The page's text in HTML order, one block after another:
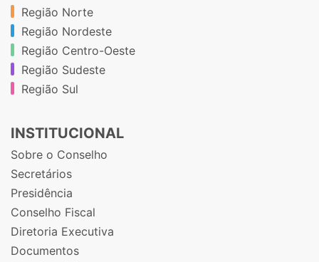
Região Norte
Região Nordeste
Região Centro-Oeste
Região Sudeste
Região Sul
INSTITUCIONAL
Sobre o Conselho
Secretários
Presidência
Conselho Fiscal
Diretoria Executiva
Documentos